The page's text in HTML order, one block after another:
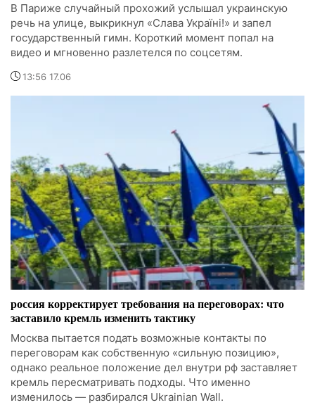
В Париже случайный прохожий услышал украинскую
речь на улице, выкрикнул «Слава Україні!» и запел
государственный гимн. Короткий момент попал на
видео и мгновенно разлетелся по соцсетям.
13:56 17.06
россия корректирует требования на переговорах: что
заставило кремль изменить тактику
Москва пытается подать возможные контакты по
переговорам как собственную «сильную позицию»,
однако реальное положение дел внутри рф заставляет
кремль пересматривать подходы. Что именно
изменилось — разбирался Ukrainian Wall.